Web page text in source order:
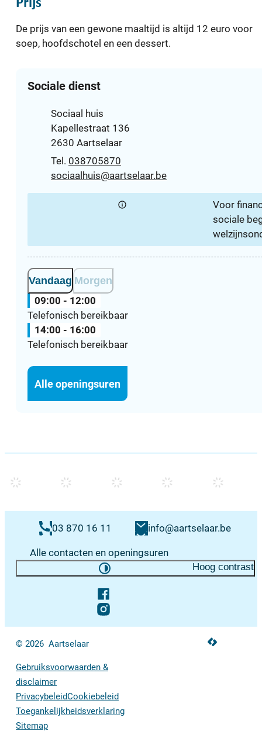
De prijs van een gewone maaltijd is altijd 12 euro voor
soep, hoofdschotel en een dessert.
Sociale dienst
AdresSociaal huis
Kapellestraat 136
,2630 Aartselaar
038705870
E-mailsociaalhuis@aartselaar.be
Voor
sociale
Vandaag Morgen
09:00 - 12:00
Telefonisch bereikbaar
14:00 - 16:00
Telefonisch bereikbaar
Alle openingsurenSociale dienst
03 870 16 11
E-mail info@aartselaar.be
Alle contacten en openingsuren
Hoog contrast
© 2026 Aartselaar
Gebruiksvoorwaarden &
disclaimer
PrivacybeleidCookiebeleid
Toegankelijkheidsverklaring
Sitemap